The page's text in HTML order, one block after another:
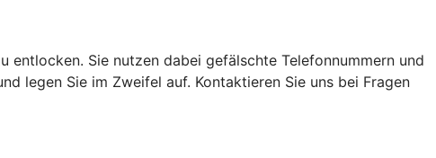
entlocken. Sie nutzen dabei gefälschte Telefonnummern und
legen Sie im Zweifel auf. Kontaktieren Sie uns bei Fragen